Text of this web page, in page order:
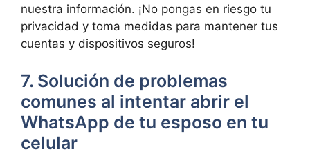
nuestra información. ¡No pongas en riesgo tu
privacidad y toma medidas para mantener tus
cuentas y dispositivos seguros!
7. Solución de problemas
comunes al intentar abrir el
WhatsApp de tu esposo en tu
celular